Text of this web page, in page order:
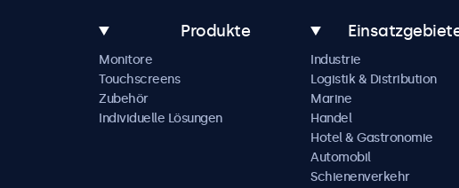
Produkte
Monitore
Touchscreens
Zubehör
Individuelle Lösungen
Industrie
Logistik & Distribution
Marine
Handel
Hotel & Gastronomie
Automobil
Schienenverkehr